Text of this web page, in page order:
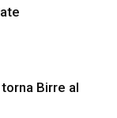
Birre al